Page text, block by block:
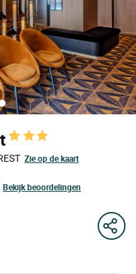
Zie op de kaart
Bekijk beoordelingen